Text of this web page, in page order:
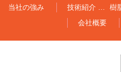
当社の強み 技術紹介 … 樹
会社概要